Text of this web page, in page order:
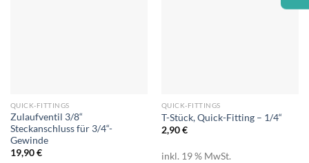
QUICK-FITTINGS
Zulaufventil 3/8“
Steckanschluss für 3/4“-
Gewinde
19,90€
QUICK-FITTINGS
T-Stück, Quick-Fitting – 1/4“
2,90€
inkl. 19 % MwSt.